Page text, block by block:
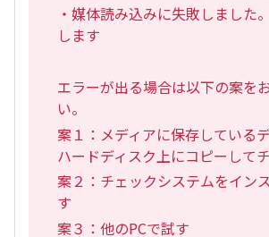
・媒体読み込みに失敗しました
します
エラーが出る場合は以下の案を
い。
案１：メディアに保存しているデ
ハードディスク上にコピーして
案２：チェックシステムをイン
す
案３：他のPCで試す